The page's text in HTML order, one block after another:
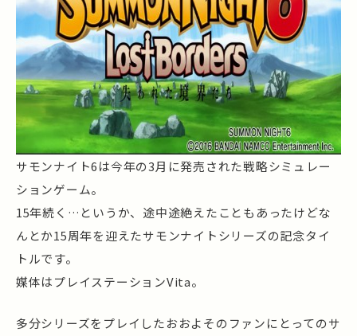
サモンナイト6は今年の3月に発売された戦略シミュレー
ションゲーム。
15年続く…というか、途中途絶えたこともあったけどな
んとか15周年を迎えたサモンナイトシリーズの記念タイ
トルです。
媒体はプレイステーションVita。
多分シリーズをプレイしたおおよそのファンにとってのサ